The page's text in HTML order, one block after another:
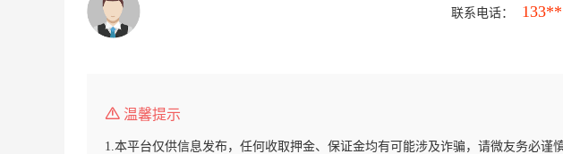
联系电话：
温馨提示
1.本平台仅供信息发布，任何收取押金、保证金均有可能涉及诈骗，请微友务必谨慎